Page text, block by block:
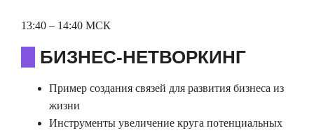
13:40 – 14:40 МСК
БИЗНЕС-НЕТВОРКИНГ
Пример создания связей для развития бизнеса из
жизни
Инструменты увеличение круга потенциальных